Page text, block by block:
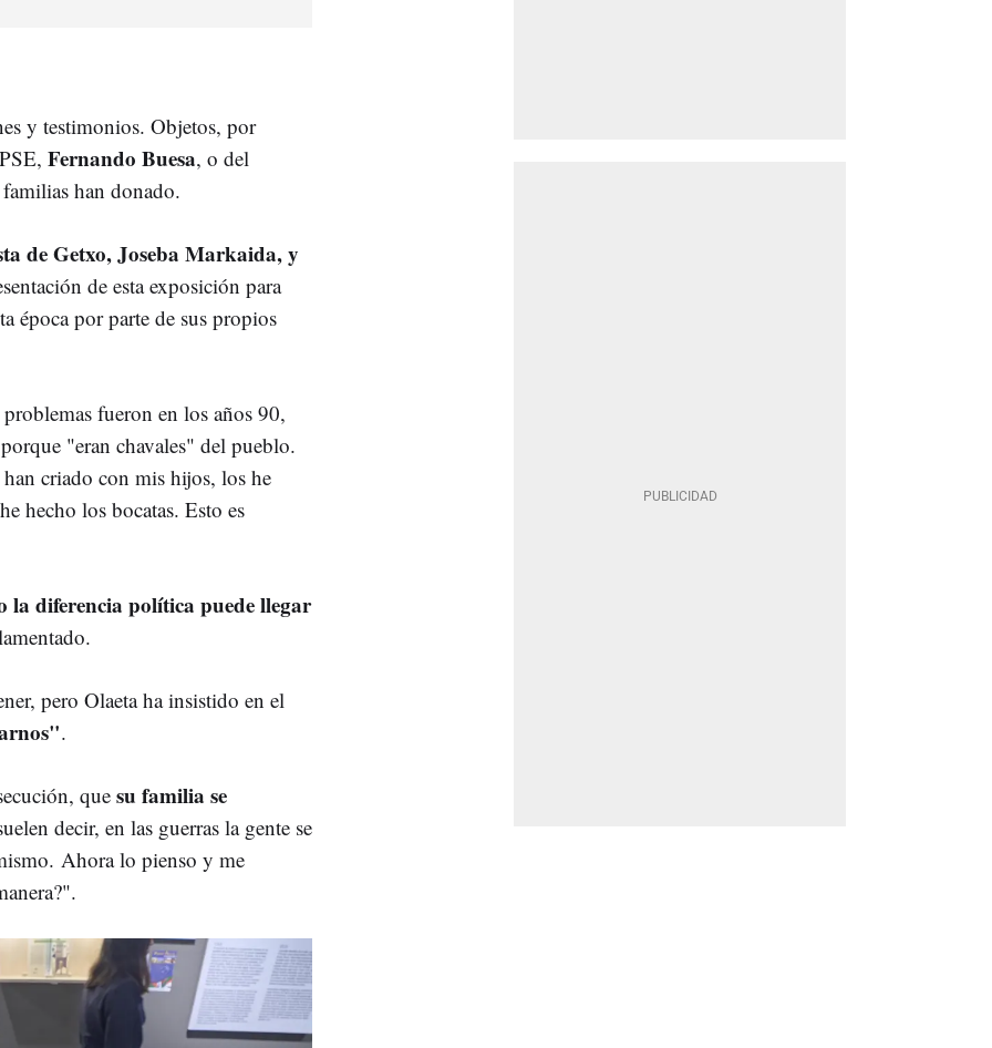
y testimonios. Objetos, por
Fernando Buesa, o del
han donado.
de Getxo, Joseba Markaida, y
de esta exposición para
época por parte de sus propios
fueron en los años 90,
"eran chavales" del pueblo.
criado con mis hijos, los he
hecho los bocatas. Esto es
diferencia política puede llegar
pero Olaeta ha insistido en el
.
que su familia se
decir, en las guerras la gente se
Ahora lo pienso y me